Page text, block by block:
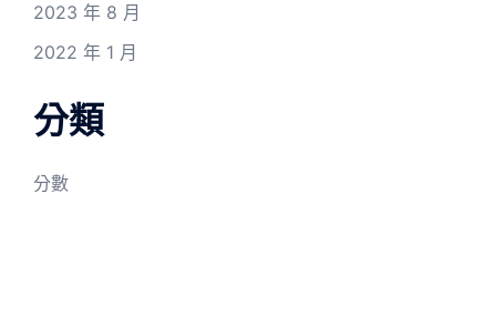
2023 年 8 月
2022 年 1 月
分類
分數